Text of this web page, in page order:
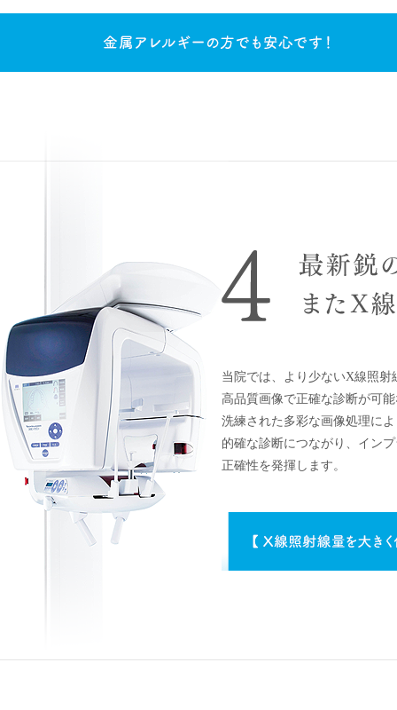
当院では、より少ないX線照
高品質画像で正確な診断が可
洗練された多彩な画像処理に
的確な診断につながり、イン
正確性を発揮します。